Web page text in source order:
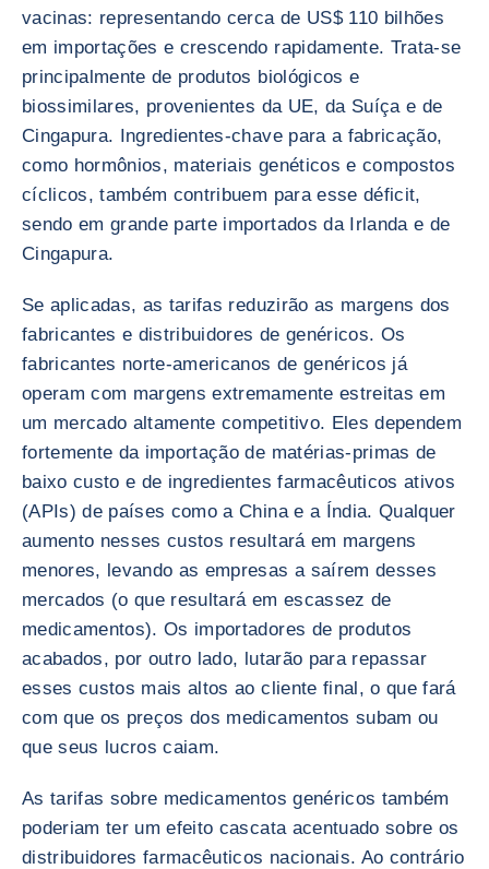
vacinas: representando cerca de US$ 110 bilhões
em importações e crescendo rapidamente. Trata-se
principalmente de produtos biológicos e
biossimilares, provenientes da UE, da Suíça e de
Cingapura. Ingredientes-chave para a fabricação,
como hormônios, materiais genéticos e compostos
cíclicos, também contribuem para esse déficit,
sendo em grande parte importados da Irlanda e de
Cingapura.
Se aplicadas, as tarifas reduzirão as margens dos
fabricantes e distribuidores de genéricos. Os
fabricantes norte-americanos de genéricos já
operam com margens extremamente estreitas em
um mercado altamente competitivo. Eles dependem
fortemente da importação de matérias-primas de
baixo custo e de ingredientes farmacêuticos ativos
(APIs) de países como a China e a Índia. Qualquer
aumento nesses custos resultará em margens
menores, levando as empresas a saírem desses
mercados (o que resultará em escassez de
medicamentos). Os importadores de produtos
acabados, por outro lado, lutarão para repassar
esses custos mais altos ao cliente final, o que fará
com que os preços dos medicamentos subam ou
que seus lucros caiam.
As tarifas sobre medicamentos genéricos também
poderiam ter um efeito cascata acentuado sobre os
distribuidores farmacêuticos nacionais. Ao contrário